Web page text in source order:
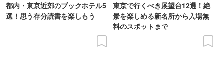
都内・東京近郊のブックホテル5
選！思う存分読書を楽しもう
東京で行くべき展望台12選！絶
景を楽しめる新名所から入場無
料のスポットまで